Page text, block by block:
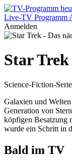
Live-TV Programm
Anmelden
Star
Science-Fiction-Serie
Galaxien und
Generation von
köpfigen Besatzung
wurde ein Schritt in
Bald im TV